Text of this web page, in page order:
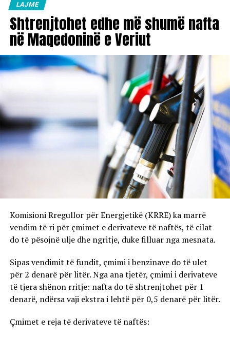
LAJME
Shtrenjtohet edhe më shumë nafta
në Maqedoninë e Veriut
Komisioni Rregullor për Energjetikë (KRRE) ka marrë
vendim të ri për çmimet e derivateve të naftës, të cilat
do të pësojnë ulje dhe ngritje, duke filluar nga mesnata.
Sipas vendimit të fundit, çmimi i benzinave do të ulet
për 2 denarë për litër. Nga ana tjetër, çmimi i derivateve
të tjera shënon rritje: nafta do të shtrenjtohet për 1
denarë, ndërsa vaji ekstra i lehtë për 0,5 denarë për litër.
Çmimet e reja të derivateve të naftës: